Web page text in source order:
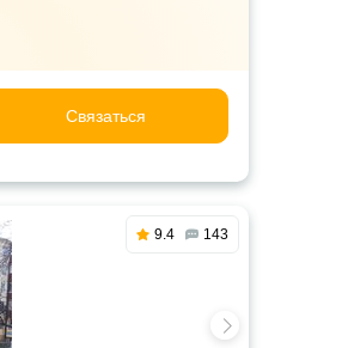
Связаться
9.4 143